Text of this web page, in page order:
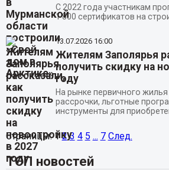
С 2022 года участникам
1 800 сертификатов на
13.07.2026 16:00
Жителям Заполярья
получить скидку на
году
На рынке первичного жилья
рассрочки, льготные
инструменты для
Страницы: 1 2 3 4 5 ... 7 След.
ТОП новостей